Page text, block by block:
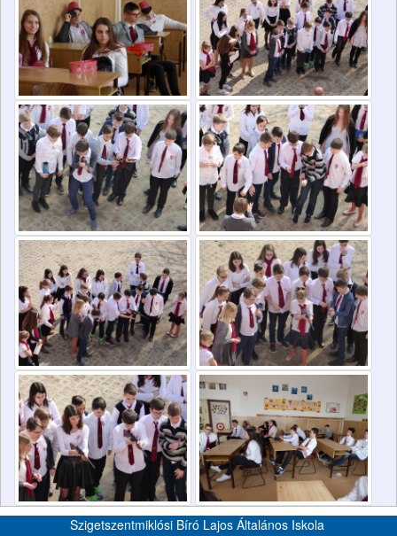
Szigetszentmiklósi Bíró Lajos Általános Iskola